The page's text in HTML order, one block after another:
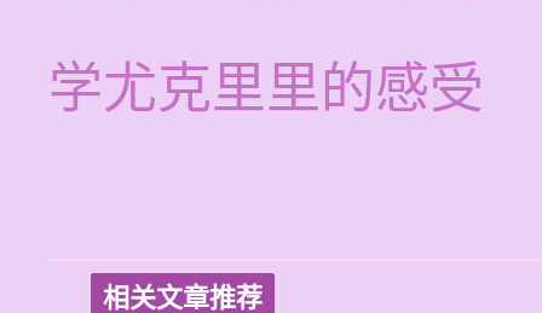
学尤克里里的感受
相关文章推荐